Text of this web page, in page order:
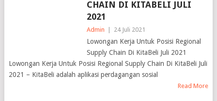
2021
Admin
Lowongan Kerja Untuk Posisi Regional
Supply Chain Di KitaBeli Juli 2021
Lowongan Kerja Untuk Posisi Regional Supply Chain Di KitaBeli Juli
2021 – KitaBeli adalah aplikasi perdagangan sosial